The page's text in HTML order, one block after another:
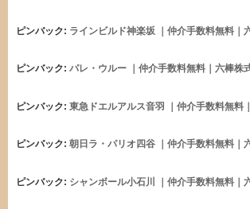
ピンバック: ラインビルド神楽坂 ｜仲介手数料無料｜
ピンバック: パレ・ウルー ｜仲介手数料無料｜六棒株
ピンバック: 東急ドエルアルス音羽 ｜仲介手数料無料
ピンバック: 朝日ラ・パリオ四谷 ｜仲介手数料無料｜
ピンバック: シャンボール小石川 ｜仲介手数料無料｜